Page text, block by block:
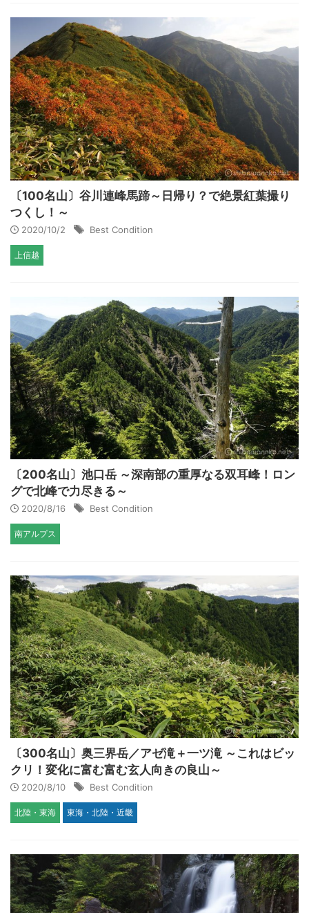
〔100名山〕谷川連峰馬蹄～日帰り？で絶景紅葉撮り
つくし！～
2020/10/2 Best Condition
上信越
〔200名山〕池口岳 ～深南部の重厚なる双耳峰！ロン
グで北峰で力尽きる～
2020/8/16 Best Condition
南アルプス
〔300名山〕奥三界岳／アゼ滝＋一ツ滝 ～これはビッ
クリ！変化に富む富む玄人向きの良山～
2020/8/10 Best Condition
北陸・東海 東海・北陸・近畿